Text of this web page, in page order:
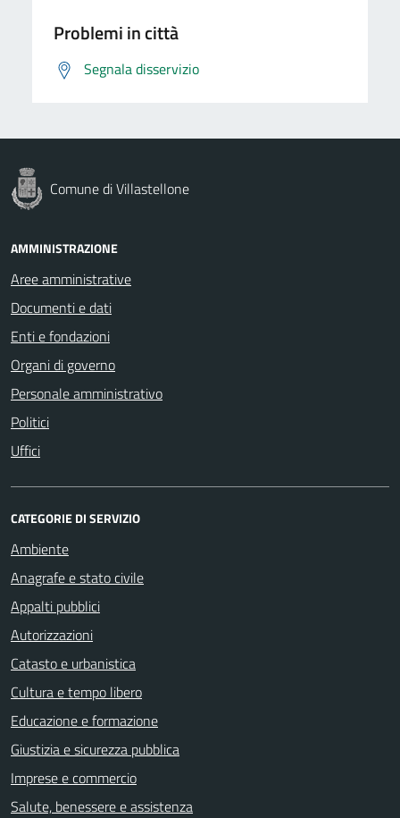
Problemi in città
Segnala disservizio
Comune di Villastellone
AMMINISTRAZIONE
Aree amministrative
Documenti e dati
Enti e fondazioni
Organi di governo
Personale amministrativo
Politici
Uffici
CATEGORIE DI SERVIZIO
Ambiente
Anagrafe e stato civile
Appalti pubblici
Autorizzazioni
Catasto e urbanistica
Cultura e tempo libero
Educazione e formazione
Giustizia e sicurezza pubblica
Imprese e commercio
Salute, benessere e assistenza